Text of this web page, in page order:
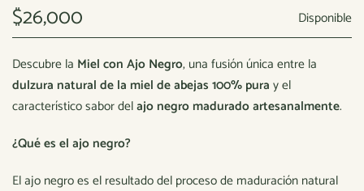
$26,000 Disponible
Descubre la Miel con Ajo Negro, una fusión única entre la
dulzura natural de la miel de abejas 100% pura y el
característico sabor delajo negro madurado artesanalmente.
¿Qué es el ajo negro?
El ajo negro es el resultado del proceso de maduración natural